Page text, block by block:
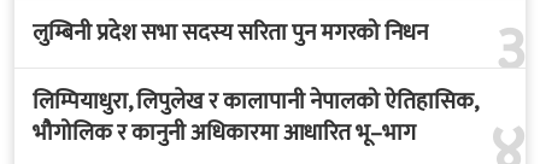
३
लुम्बिनी प्रदेश सभा सदस्य सरिता पुन मगरको निधन
लिम्पियाधुरा, लिपुलेख र कालापानी नेपालको ऐतिहासिक,
भौगोलिक र कानुनी अधिकारमा आधारित भू–भाग